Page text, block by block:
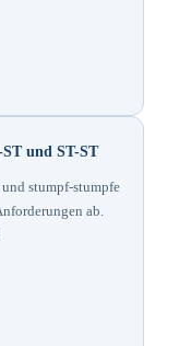
und ST-ST
und stumpf-stumpfe
ab.